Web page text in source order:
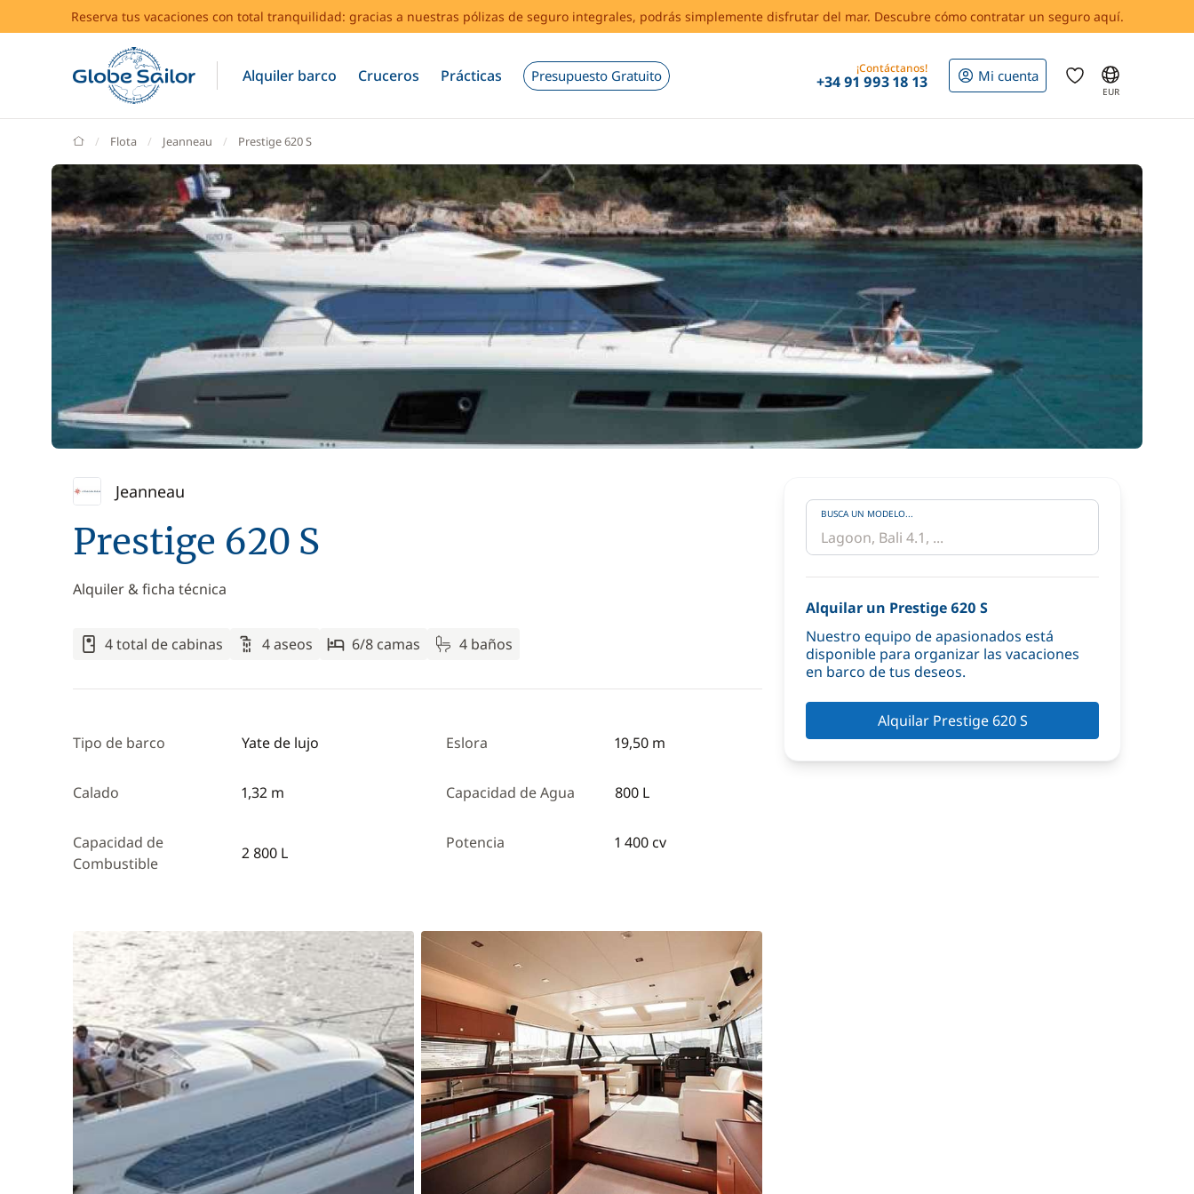
Reserva tus vacaciones con total tranquilidad: gracias a nuestras pólizas de seguro integrales, podrás simplemente disfrutar del mar. Descubre cómo contratar un seguro aquí.
Alquiler barco Cruceros Prácticas Presupuesto Gratuito ¡Contáctanos!
+34 91 993 18 13 Mi cuenta
EUR
GlobeSailor
Flota Jeanneau Prestige 620 S
Jeanneau
Prestige 620 S
Alquiler & ficha técnica
4 total de cabinas 4 aseos 6/8 camas 4 baños
Tipo de barco Yate de lujo Eslora 19,50 m
Calado 1,32 m Capacidad de Agua 800 L
Capacidad de
Combustible
2 800 L
Potencia 1 400 cv
BUSCA UN MODELO...
Alquilar un Prestige 620 S
Nuestro equipo de apasionados está
disponible para organizar las vacaciones
en barco de tus deseos.
Alquilar Prestige 620 S